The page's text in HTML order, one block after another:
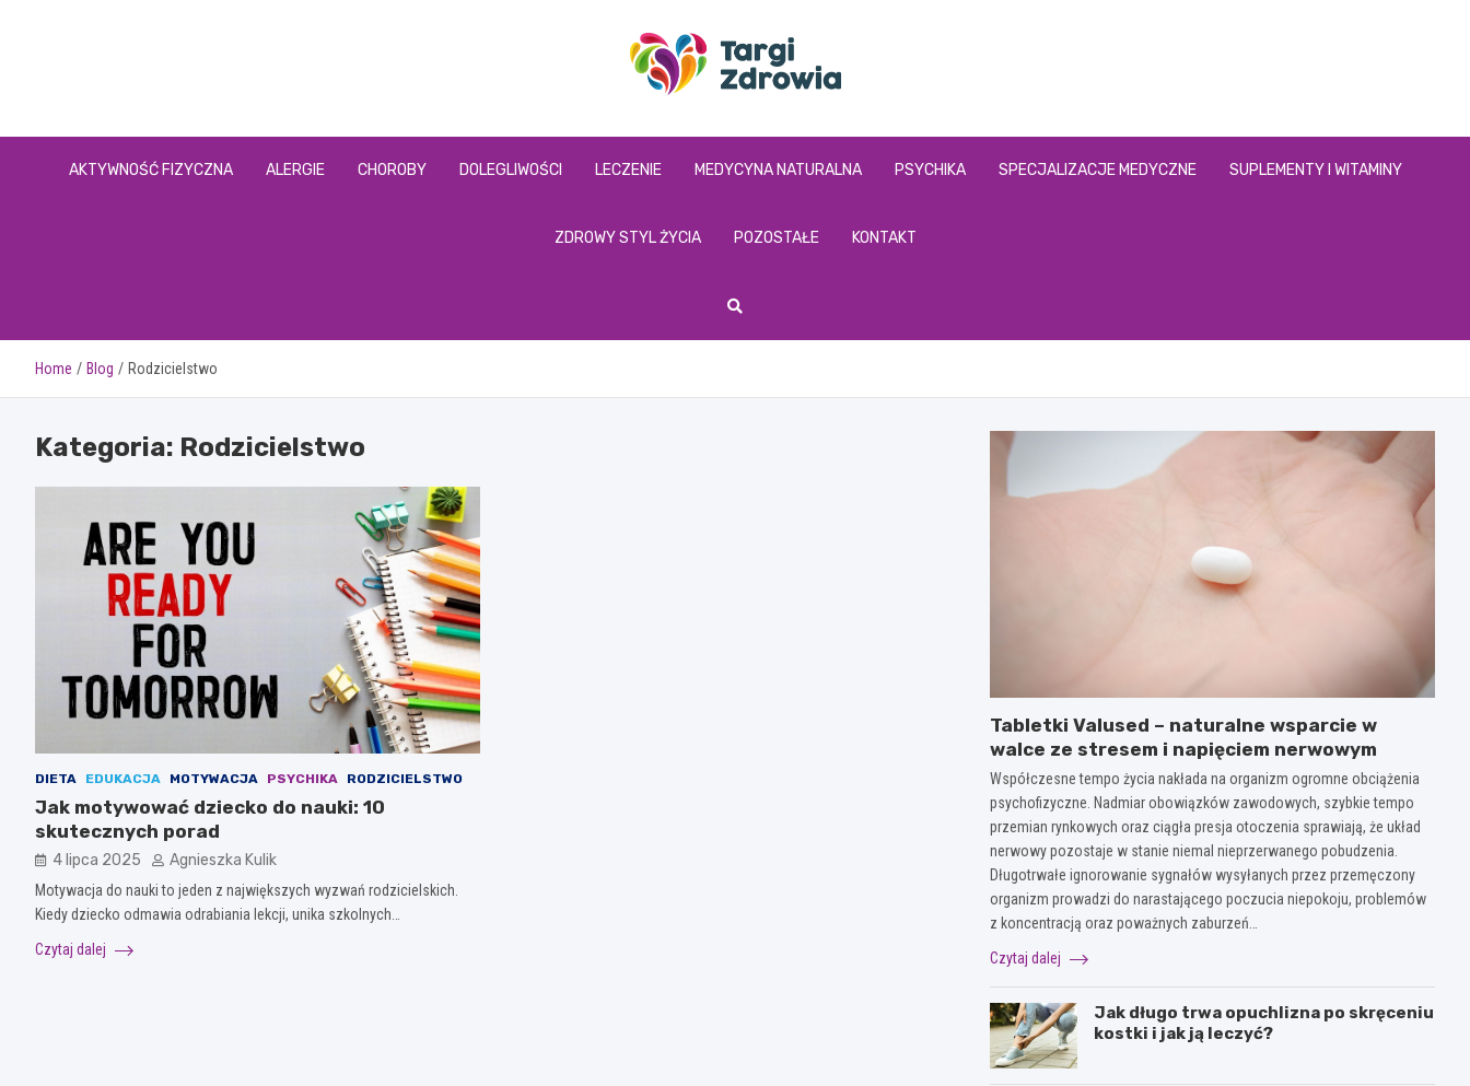
targizdrowia.pl
AKTYWNOŚĆ FIZYCZNA ALERGIE CHOROBY DOLEGLIWOŚCI LECZENIE MEDYCYNA NATURALNA PSYCHIKA SPECJALIZACJE MEDYCZNE SUPLEMENTY I WITAMINY
ZDROWY STYL ŻYCIA POZOSTAŁE KONTAKT
Home Blog Rodzicielstwo
Kategoria: Rodzicielstwo
DIETA EDUKACJA MOTYWACJA PSYCHIKA RODZICIELSTWO
Jak motywować dziecko do nauki: 10
skutecznych porad
4 lipca 2025 Agnieszka Kulik
Motywacja do nauki to jeden z największych wyzwań rodzicielskich.
Kiedy dziecko odmawia odrabiania lekcji, unika szkolnych…
Czytaj dalej
Tabletki Valused – naturalne wsparcie w
walce ze stresem i napięciem nerwowym
Współczesne tempo życia nakłada na organizm ogromne obciążenia
psychofizyczne. Nadmiar obowiązków zawodowych, szybkie tempo
przemian rynkowych oraz ciągła presja otoczenia sprawiają, że układ
nerwowy pozostaje w stanie niemal nieprzerwanego pobudzenia.
Długotrwałe ignorowanie sygnałów wysyłanych przez przemęczony
organizm prowadzi do narastającego poczucia niepokoju, problemów
z koncentracją oraz poważnych zaburzeń…
Czytaj dalej
Jak długo trwa opuchlizna po skręceniu
kostki i jak ją leczyć?